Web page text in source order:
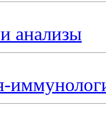
анализы